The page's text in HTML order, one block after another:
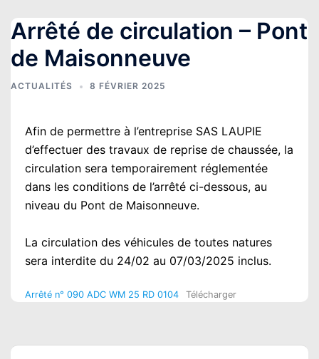
Arrêté de circulation – Pont
de Maisonneuve
ACTUALITÉS 8 FÉVRIER 2025
Afin de permettre à l’entreprise SAS LAUPIE
d’effectuer des travaux de reprise de chaussée, la
circulation sera temporairement réglementée
dans les conditions de l’arrêté ci-dessous, au
niveau du Pont de Maisonneuve.
La circulation des véhicules de toutes natures
sera interdite du 24/02 au 07/03/2025 inclus.
Arrêté n° 090 ADC WM 25 RD 0104 Télécharger
Navigation